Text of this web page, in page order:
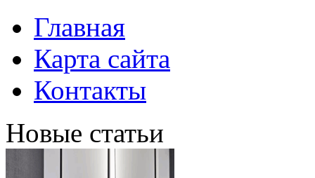
Главная
Карта сайта
Контакты
Новые статьи